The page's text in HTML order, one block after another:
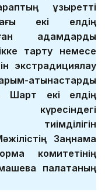
құзыретті
екі елдің
адамдарды
тарту немесе
экстрадициялау
қатынастарды
Шарт екі елдің
тиімділігін
Заңнама
комитетінің
палатаның